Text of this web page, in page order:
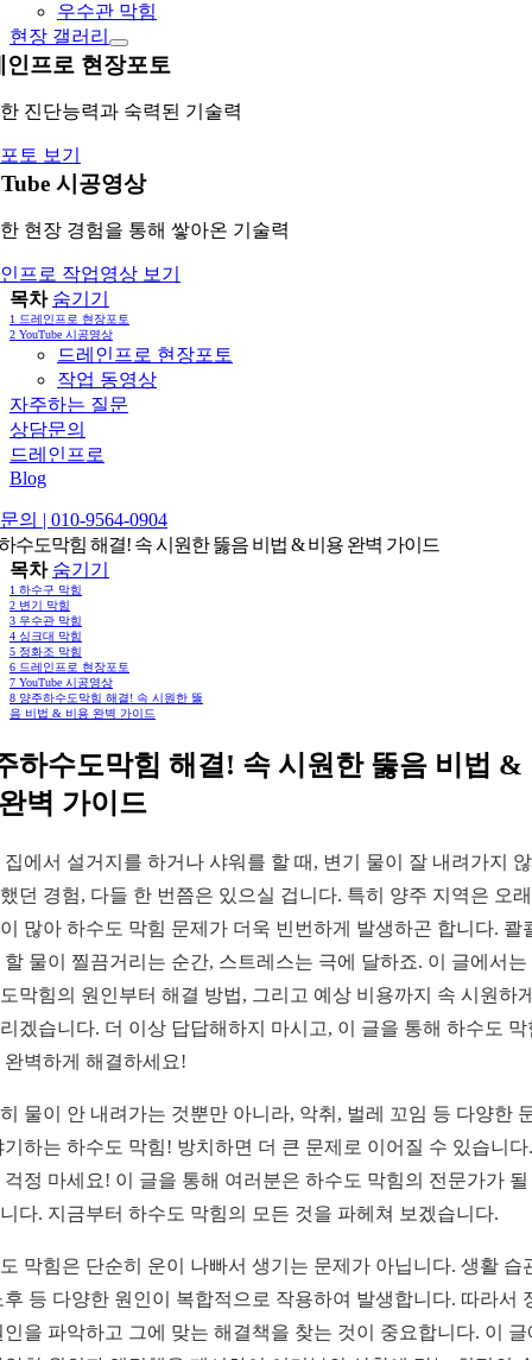
우수관 막힘
현장 갤러리
인프로 현장포토
진단능력과 숙력된 기술력
토 보기
시공영상
현장 경험을 통해 쌓아온 기술력
프로 작업영상 보기
목차 숨기기
1 드레인프로 현장포토
2 YouTube 시공영상
드레인프로 현장포토
작업 동영상
자주하는 질문
상담문의
드레인프로
Blog
의 | 010-9564-0904
수도막힘 해결! 속 시원한 뚫음 비법 & 비용 완벽 가이드
목차 숨기기
1 하수구 막힘
2 변기 막힘
3 우수관 막힘
4 싱크대 막힘
5 정화조 막힘
6 드레인프로 현장포토
7 YouTube 시공영상
8 양주하수도막힘 해결! 속 시원한 뚫
음 비법 & 비용 완벽 가이드
하수도막힘 해결! 속 시원한 뚫음 비법 &
벽 가이드
집에서 설거지를 하거나 샤워를 할 때, 변기 물이 잘 내려가지
던 경험, 다들 한 번쯤은 있으실 겁니다. 특히 양주 지역은 오
많아 하수도 막힘 문제가 더욱 빈번하게 발생하곤 합니다. 콸
할 물이 찔끔거리는 순간, 스트레스는 극에 달하죠. 이 글에서는
막힘의 원인부터 해결 방법, 그리고 예상 비용까지 속 시원하
겠습니다. 더 이상 답답해하지 마시고, 이 글을 통해 하수도 막
완벽하게 해결하세요!
물이 안 내려가는 것뿐만 아니라, 악취, 벌레 꼬임 등 다양한
기하는 하수도 막힘! 방치하면 더 큰 문제로 이어질 수 있습니다
걱정 마세요! 이 글을 통해 여러분은 하수도 막힘의 전문가가 될
다. 지금부터 하수도 막힘의 모든 것을 파헤쳐 보겠습니다.
막힘은 단순히 운이 나빠서 생기는 문제가 아닙니다. 생활 습
후 등 다양한 원인이 복합적으로 작용하여 발생합니다. 따라서
인을 파악하고 그에 맞는 해결책을 찾는 것이 중요합니다. 이 글